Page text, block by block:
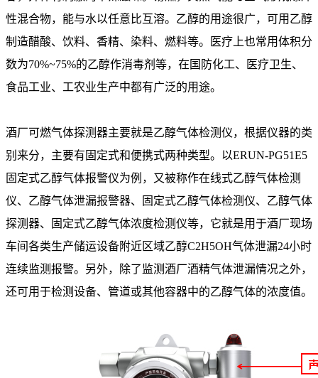
性混合物，能与水以任意比互溶。乙醇的用途很广，可用乙醇
制造醋酸、饮料、香精、染料、燃料等。医疗上也常用体积分
数为70%~75%的乙醇作消毒剂等，在国防化工、医疗卫生、
食品工业、工农业生产中都有广泛的用途。
酒厂可燃气体探测器主要就是乙醇气体检测仪，根据仪器的类
别来分，主要有固定式和便携式两种类型。以ERUN-PG51E5
固定式乙醇气体报警仪为例，又被称作在线式乙醇气体检测
仪、乙醇气体泄漏报警器、固定式乙醇气体检测仪、乙醇气体
探测器、固定式乙醇气体浓度检测仪等，它就是用于酒厂现场
车间各类生产储运设备附近区域乙醇C2H5OH气体泄漏24小时
连续监测报警。另外，除了监测酒厂酒精气体泄漏情况之外，
还可用于检测设备、管道或其他容器中的乙醇气体的浓度值。